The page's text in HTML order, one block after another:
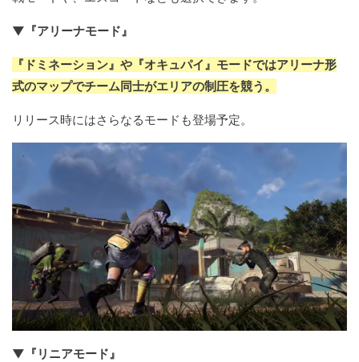
▼『アリーナモード』
『ドミネーション』や『オキュパイ』モードではアリーナ形
式のマップでチーム同士がエリアの制圧を競う。
リリース時にはさらなるモードも登場予定。
▼『リニアモード』